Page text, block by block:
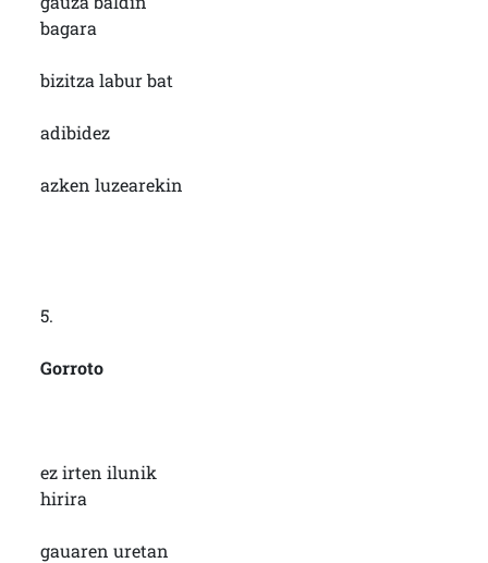
bagara
bizitza labur bat
adibidez
azken luzearekin
5.
Gorroto
ez irten ilunik
hirira
gauaren uretan